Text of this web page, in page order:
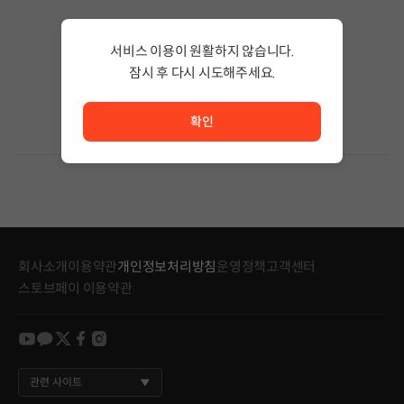
검색어의 단어 수를 줄이거나 필터조건을 변경하세요.
회사소개이용약관개인정보처리방침 운영정책고객센터
스토브페이 이용약관
youtube
kakao
twitter
facebook
instagram
관련 사이트
서비스 이용이 원활하지 않습니다.
잠시 후 다시 시도해주세요.
확인